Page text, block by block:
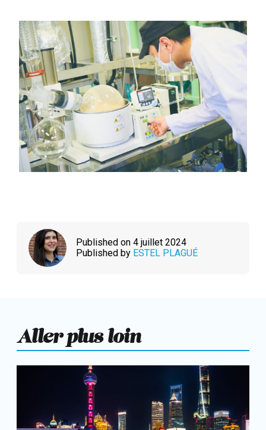
Published on 4 juillet 2024
Published by ESTEL PLAGUÉ
Aller plus loin